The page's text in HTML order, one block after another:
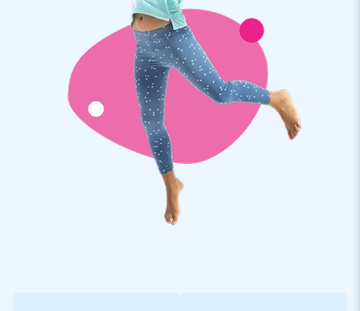
Kwaliteit en garantie
JB kussens zijn op meerdere punten verstevigd en
meervoudig gestikt en zijn gemaakt van sterk, hoge kwaliteit
PVC. Ze zijn daardoor duurzaam en eenvoudig schoon te
houden. De stormbaan wordt tevens door JB geleverd met 5
jaar garantie. Hierdoor lever jij met dit product jarenlang
Koop deze unieke stormbaan met surf thema en bezorg jouw
klanten de dag van hun leven!